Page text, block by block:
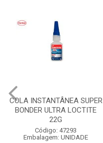
COLA INSTANTÂNEA SUPER
BONDER ULTRA LOCTITE
22G
Código: 47293
Embalagem: UNIDADE